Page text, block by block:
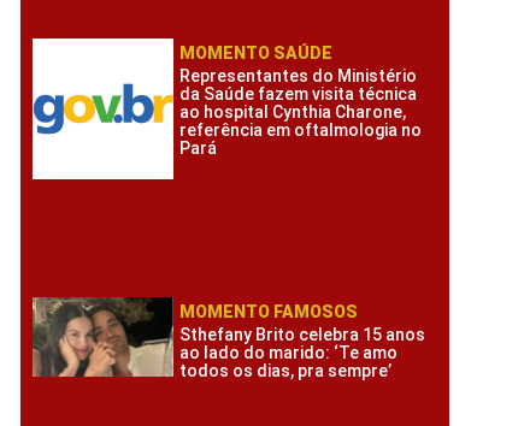
MOMENTO SAÚDE
Representantes do Ministério
da Saúde fazem visita técnica
ao hospital Cynthia Charone,
referência em oftalmologia no
Pará
MOMENTO FAMOSOS
Sthefany Brito celebra 15 anos
ao lado do marido: ‘Te amo
todos os dias, pra sempre’